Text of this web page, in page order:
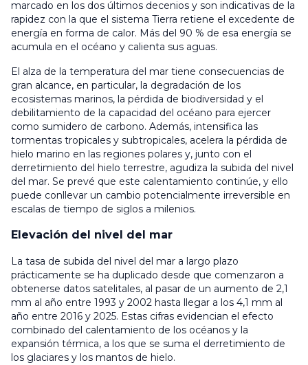
marcado en los dos últimos decenios y son indicativas de la
rapidez con la que el sistema Tierra retiene el excedente de
energía en forma de calor. Más del 90 % de esa energía se
acumula en el océano y calienta sus aguas.
El alza de la temperatura del mar tiene consecuencias de
gran alcance, en particular, la degradación de los
ecosistemas marinos, la pérdida de biodiversidad y el
debilitamiento de la capacidad del océano para ejercer
como sumidero de carbono. Además, intensifica las
tormentas tropicales y subtropicales, acelera la pérdida de
hielo marino en las regiones polares y, junto con el
derretimiento del hielo terrestre, agudiza la subida del nivel
del mar. Se prevé que este calentamiento continúe, y ello
puede conllevar un cambio potencialmente irreversible en
escalas de tiempo de siglos a milenios.
Elevación del nivel del mar
La tasa de subida del nivel del mar a largo plazo
prácticamente se ha duplicado desde que comenzaron a
obtenerse datos satelitales, al pasar de un aumento de 2,1
mm al año entre 1993 y 2002 hasta llegar a los 4,1 mm al
año entre 2016 y 2025. Estas cifras evidencian el efecto
combinado del calentamiento de los océanos y la
expansión térmica, a los que se suma el derretimiento de
los glaciares y los mantos de hielo.